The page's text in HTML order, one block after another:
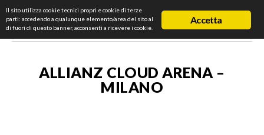
ALLIANZ CLOUD ARENA –
MILANO
Accetta
Il sito utilizza cookie tecnici propri e cookie di terze
parti: accedendo a qualunque elemento/area del sito al
di fuori di questo banner, acconsenti a ricevere i cookie.